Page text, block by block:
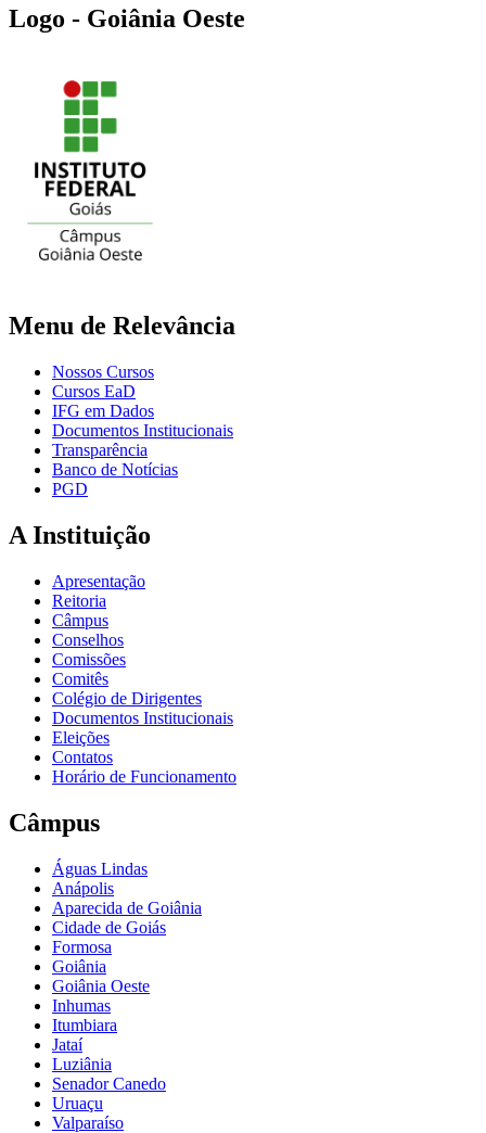
Logo - Goiânia Oeste
Menu de Relevância
Nossos Cursos
Cursos EaD
IFG em Dados
Documentos Institucionais
Transparência
Banco de Notícias
PGD
A Instituição
Apresentação
Reitoria
Câmpus
Conselhos
Comissões
Comitês
Colégio de Dirigentes
Documentos Institucionais
Eleições
Contatos
Horário de Funcionamento
Câmpus
Águas Lindas
Anápolis
Aparecida de Goiânia
Cidade de Goiás
Formosa
Goiânia
Goiânia Oeste
Inhumas
Itumbiara
Jataí
Luziânia
Senador Canedo
Uruaçu
Valparaíso